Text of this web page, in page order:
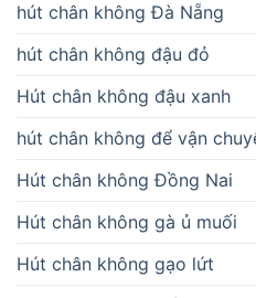
hút chân không Đà Nẵng
hút chân không đậu đỏ
Hút chân không đậu xanh
hút chân không để vận
Hút chân không Đồng Nai
Hút chân không gà ủ muối
Hút chân không gạo lứt